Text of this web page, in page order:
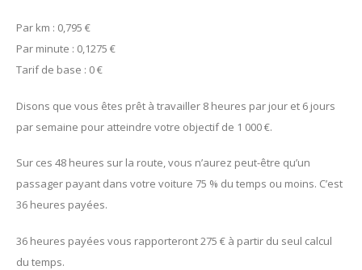
Par km : 0,795 €
Par minute : 0,1275 €
Tarif de base : 0 €
Disons que vous êtes prêt à travailler 8 heures par jour et 6 jours
par semaine pour atteindre votre objectif de 1 000 €.
Sur ces 48 heures sur la route, vous n’aurez peut-être qu’un
passager payant dans votre voiture 75 % du temps ou moins. C’est
36 heures payées.
36 heures payées vous rapporteront 275 € à partir du seul calcul
du temps.